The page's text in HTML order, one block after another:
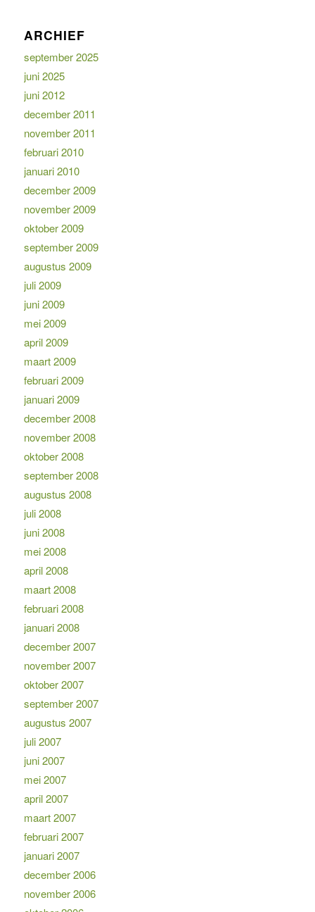
ARCHIEF
september 2025
juni 2025
juni 2012
december 2011
november 2011
februari 2010
januari 2010
december 2009
november 2009
oktober 2009
september 2009
augustus 2009
juli 2009
juni 2009
mei 2009
april 2009
maart 2009
februari 2009
januari 2009
december 2008
november 2008
oktober 2008
september 2008
augustus 2008
juli 2008
juni 2008
mei 2008
april 2008
maart 2008
februari 2008
januari 2008
december 2007
november 2007
oktober 2007
september 2007
augustus 2007
juli 2007
juni 2007
mei 2007
april 2007
maart 2007
februari 2007
januari 2007
december 2006
november 2006